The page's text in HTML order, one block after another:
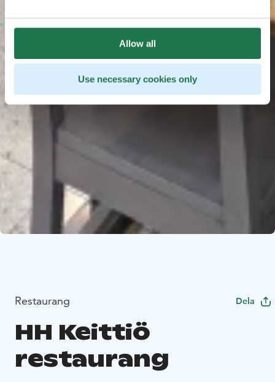
Allow all
Use necessary cookies only
Restaurang Dela
HH Keittiö
restaurang